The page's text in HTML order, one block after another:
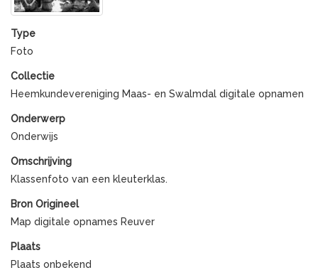
Type
Foto
Collectie
Heemkundevereniging Maas- en Swalmdal digitale opnamen
Onderwerp
Onderwijs
Omschrijving
Klassenfoto van een kleuterklas.
Bron Origineel
Map digitale opnames Reuver
Plaats
Plaats onbekend